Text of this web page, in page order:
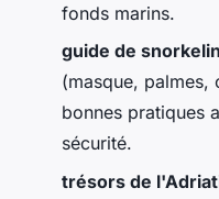
fonds marins.
guide de
(masque, palmes,
bonnes pratiques
sécurité.
trésors de